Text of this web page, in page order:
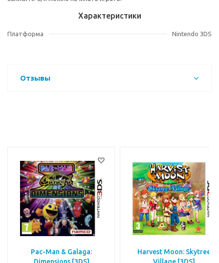
Характеристики
Платформа Nintendo 3DS
Отзывы
Pac-Man & Galaga:
Harvest Moon: Skytree